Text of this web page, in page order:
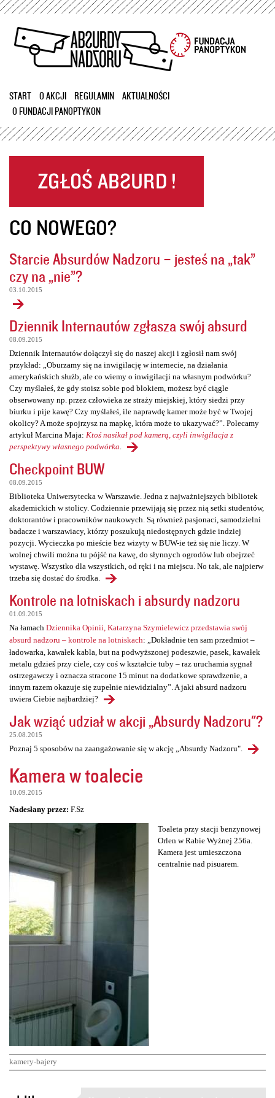
Przejdź
treści
START O AKCJI REGULAMIN
AKTUALNOŚCI
O FUNDACJI PANOPTYKON
CO NOWEGO?
Starcie Absurdów Nadzoru – jesteś na „tak”
czy na „nie”?
03.10.2015
Dziennik Internautów zgłasza swój absurd
08.09.2015
Dziennik Internautów dołączył się do naszej akcji i zgłosił nam swój
przykład: „Oburzamy się na inwigilację w internecie, na działania
amerykańskich służb, ale co wiemy o inwigilacji na własnym podwórku?
Czy myślałeś, że gdy stoisz sobie pod blokiem, możesz być ciągle
obserwowany np. przez człowieka ze straży miejskiej, który siedzi przy
biurku i pije kawę? Czy myślałeś, ile naprawdę kamer może być w Twojej
okolicy? A może spojrzysz na mapkę, która może to ukazywać?”. Polecamy
artykuł Marcina Maja: Ktoś nasikał pod kamerą, czyli inwigilacja z
perspektywy własnego podwórka
Checkpoint BUW
08.09.2015
Biblioteka Uniwersytecka w Warszawie. Jedna z najważniejszych bibliotek
akademickich w stolicy. Codziennie przewijają się przez nią setki studentów,
doktorantów i pracowników naukowych. Są również pasjonaci, samodzielni
badacze i warszawiacy, którzy poszukują niedostępnych gdzie indziej
pozycji. Wycieczka po mieście bez wizyty w BUW-ie też się nie liczy. W
wolnej chwili można tu pójść na kawę, do słynnych ogrodów lub obejrzeć
wystawę. Wszystko dla wszystkich, od ręki i na miejscu. No tak, ale najpierw
trzeba się dostać do środka.
Kontrole na lotniskach i absurdy nadzoru
01.09.2015
Na łamach Dziennika Opinii, Katarzyna Szymielewicz przedstawia swój
absurd nadzoru – kontrole na lotniskach: „Dokładnie ten sam przedmiot –
ładowarka, kawałek kabla, but na podwyższonej podeszwie, pasek, kawałek
metalu gdzieś przy ciele, czy coś w kształcie tuby – raz uruchamia sygnał
ostrzegawczy i oznacza stracone 15 minut na dodatkowe sprawdzenie, a
innym razem okazuje się zupełnie niewidzialny”. A jaki absurd nadzoru
uwiera Ciebie najbardziej?
Jak wziąć udział w akcji „Absurdy Nadzoru"?
25.08.2015
Poznaj 5 sposobów na zaangażowanie się w akcję „Absurdy Nadzoru".
Kamera w toalecie
10.09.2015
Nadesłany przez: F.Sz
Toaleta przy stacji benzynowej
Orlen w Rabie Wyżnej 256a.
Kamera jest umieszczona
centralnie nad pisuarem.
kamery-bajery